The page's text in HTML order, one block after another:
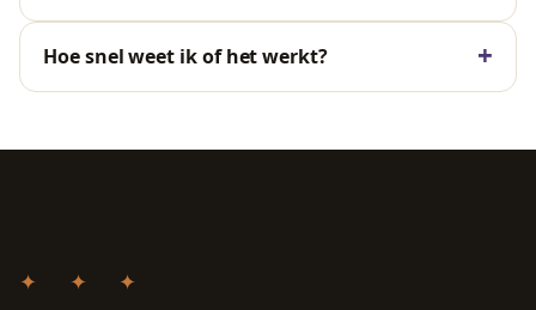
Hoe snel weet ik of het werkt?
✦ ✦ ✦